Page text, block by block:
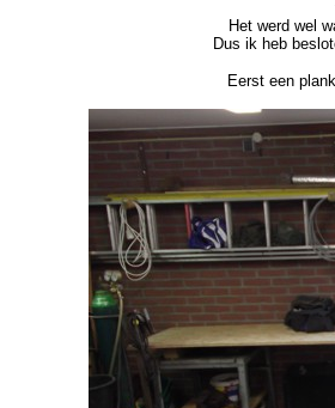
Het werd wel
Dus ik heb
Eerst een